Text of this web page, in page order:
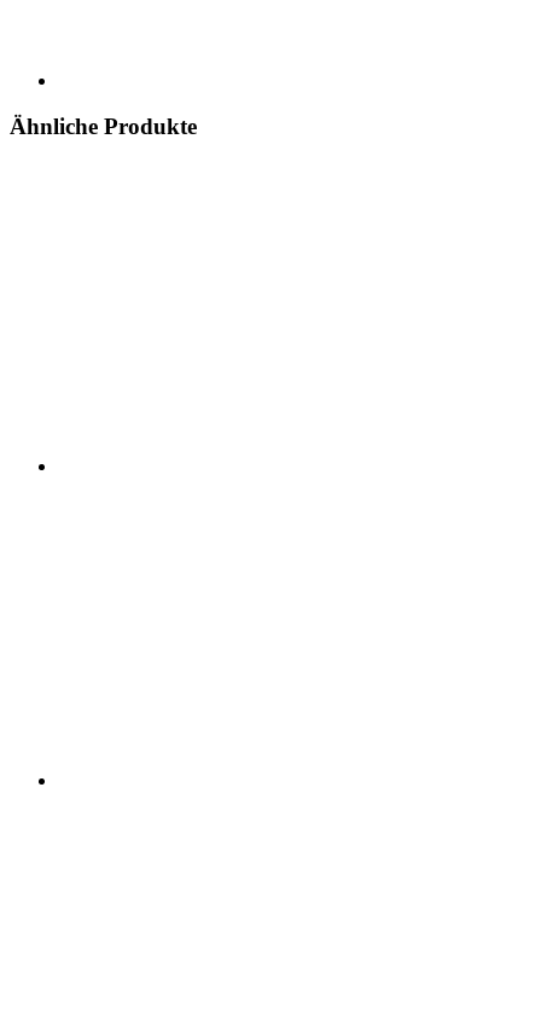
Ähnliche Produkte